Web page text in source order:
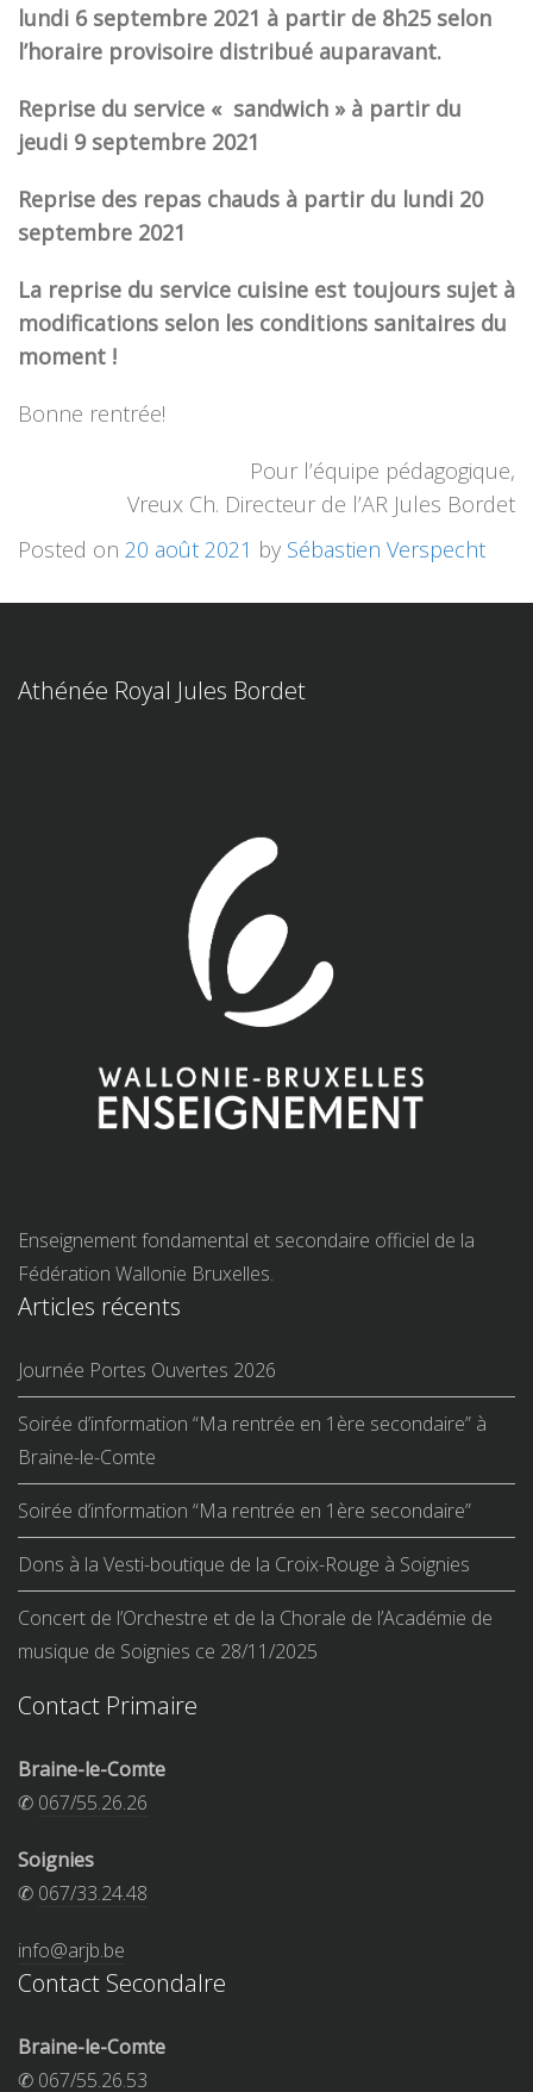
lundi 6 septembre 2021 à partir de 8h25 selon
l’horaire provisoire distribué auparavant.
Reprise du service « sandwich » à partir du
jeudi 9 septembre 2021
Reprise des repas chauds à partir du lundi 20
septembre 2021
La reprise du service cuisine est toujours sujet à
modifications selon les conditions sanitaires du
moment !
Bonne rentrée!
Pour l’équipe pédagogique,
Vreux Ch. Directeur de l’AR Jules Bordet
Posted on 20 août 2021 by Sébastien Verspecht
Athénée Royal Jules Bordet
Enseignement fondamental et secondaire officiel de la
Fédération Wallonie Bruxelles.
Articles récents
Journée Portes Ouvertes 2026
Soirée d’information “Ma rentrée en 1ère secondaire” à
Braine-le-Comte
Soirée d’information “Ma rentrée en 1ère secondaire”
Dons à la Vesti-boutique de la Croix-Rouge à Soignies
Concert de l’Orchestre et de la Chorale de l’Académie de
musique de Soignies ce 28/11/2025
Contact Primaire
Braine-le-Comte
✆ 067/55.26.26
Soignies
✆ 067/33.24.48
info@arjb.be
Contact Secondalre
Braine-le-Comte
✆ 067/55.26.53